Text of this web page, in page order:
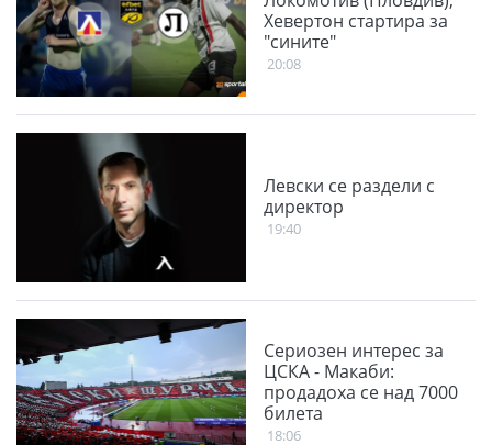
Хевертон стартира за
"сините"
20:08
Левски се раздели с
директор
19:40
Сериозен интерес за
ЦСКА - Макаби:
продадоха се над 7000
билета
18:06